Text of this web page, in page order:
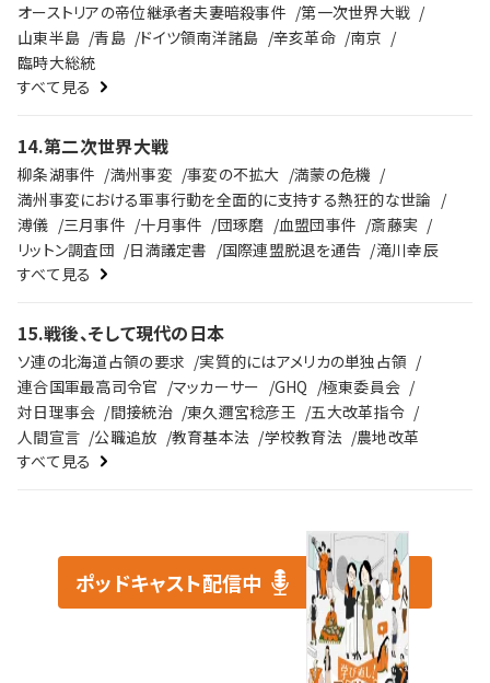
オーストリアの帝位継承者夫妻暗殺事件
第一次世界大戦
山東半島
青島 ドイツ領南洋諸島 辛亥革命
南京
臨時大総統
すべて見る
14.第二次世界大戦
柳条湖事件 満州事変 事変の不拡大
満蒙の危機
満州事変における軍事行動を全面的に支持する熱狂的な世論
溥儀
三月事件 十月事件 団琢磨 血盟団事件
斎藤実
リットン調査団
日満議定書 国際連盟脱退を通告
滝川幸辰
すべて見る
15.戦後、そして現代の日本
ソ連の北海道占領の要求
実質的にはアメリカの単独占領
連合国軍最高司令官
マッカーサー GHQ
極東委員会
対日理事会
間接統治 東久邇宮稔彦王
五大改革指令
人間宣言
公職追放 教育基本法 学校教育法
農地改革
すべて見る
ポッドキャスト配信中